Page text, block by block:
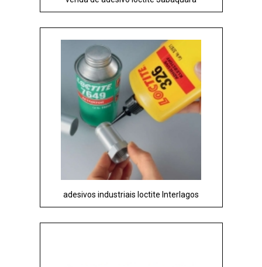
adesivos industriais loctite Interlagos